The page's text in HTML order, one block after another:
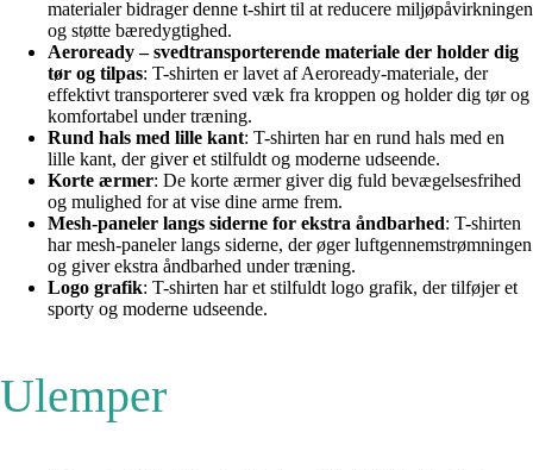
materialer bidrager denne t-shirt til at reducere miljøpåvirkningen
og støtte bæredygtighed.
Aeroready – svedtransporterende materiale der holder dig
tør og tilpas: T-shirten er lavet af Aeroready-materiale, der
effektivt transporterer sved væk fra kroppen og holder dig tør og
komfortabel under træning.
Rund hals med lille kant: T-shirten har en rund hals med en
lille kant, der giver et stilfuldt og moderne udseende.
Korte ærmer: De korte ærmer giver dig fuld bevægelsesfrihed
og mulighed for at vise dine arme frem.
Mesh-paneler langs siderne for ekstra åndbarhed: T-shirten
har mesh-paneler langs siderne, der øger luftgennemstrømningen
og giver ekstra åndbarhed under træning.
Logo grafik: T-shirten har et stilfuldt logo grafik, der tilføjer et
sporty og moderne udseende.
Ulemper